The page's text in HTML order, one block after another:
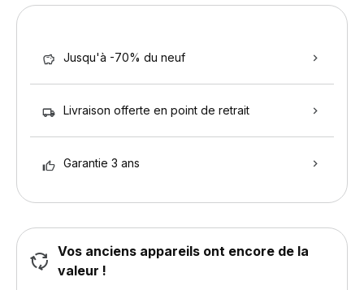
Jusqu'à -70% du neuf
Livraison offerte en point de retrait
Garantie 3 ans
Vos anciens appareils ont encore de la
valeur !